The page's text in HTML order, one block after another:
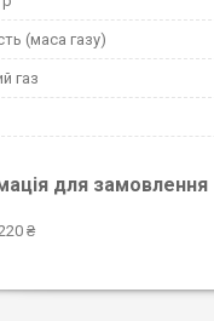
(маса газу)
газ
для замовлення
₴